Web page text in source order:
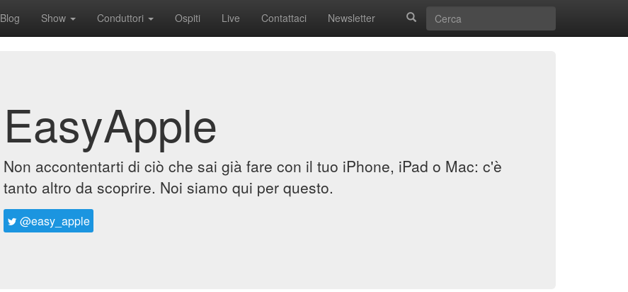
Blog Show Conduttori Ospiti Live Contattaci Newsletter
EasyApple
Non accontentarti di ciò che sai già fare con il tuo iPhone, iPad o Mac: c'è
tanto altro da scoprire. Noi siamo qui per questo.
@easy_apple